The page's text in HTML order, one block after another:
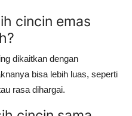
cincin emas
dikaitkan dengan
bisa lebih luas, seperti
rasa dihargai.